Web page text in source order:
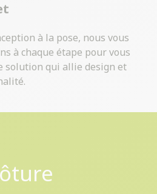
à la pose, nous vous
à chaque étape pour vous
solution qui allie design et